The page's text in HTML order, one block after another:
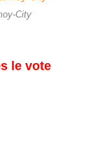
City
le vote